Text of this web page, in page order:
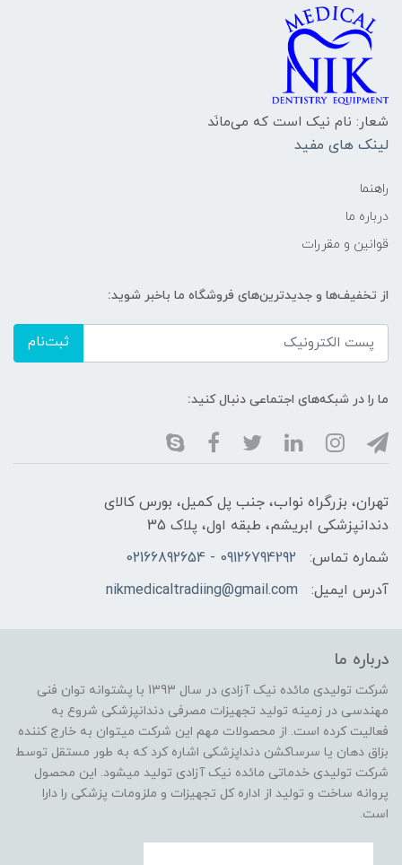
شعار: نام نیک است که می‌مانَد
لینک های مفید
راهنما
درباره ما
قوانین و مقررات
از تخفیف‌ها و جدیدترین‌های فروشگاه ما باخبر شوید:
ثبت‌نام
ما را در شبکه‌های اجتماعی دنبال کنید:
تهران، بزرگراه نواب، جنب پل کمیل، بورس کالای
دندانپزشکی ابریشم، طبقه اول، پلاک 35
شماره تماس:
09126794292 - 02166892654
آدرس ایمیل:
nikmedicaltradiing@gmail.com
درباره ما
شرکت تولیدی مائده نیک آزادی در سال 1393 با پشتوانه توان فنی
مهندسی در زمینه تولید تجهیزات مصرفی دندانپزشکی شروع به
فعالیت کرده است. از محصولات مهم این شرکت میتوان به خارج کننده
بزاق دهان یا سرساکشن دنداپزشکی اشاره کرد که به طور مستقل توسط
شرکت تولیدی خدماتی مائده نیک آزادی تولید میشود. این محصول
پروانه ساخت و تولید از اداره کل تجهیزات و ملزومات پزشکی را دارا
است.